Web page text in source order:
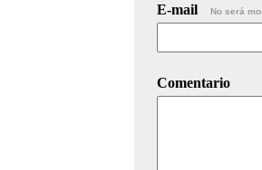
E-mail No será
Comentario